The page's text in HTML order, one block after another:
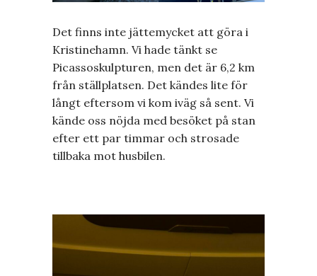
Det finns inte jättemycket att göra i
Kristinehamn. Vi hade tänkt se
Picassoskulpturen, men det är 6,2 km
från ställplatsen. Det kändes lite för
långt eftersom vi kom iväg så sent. Vi
kände oss nöjda med besöket på stan
efter ett par timmar och strosade
tillbaka mot husbilen.